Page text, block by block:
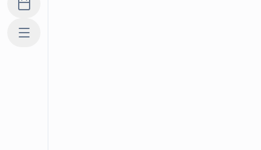
Madplan
Mere